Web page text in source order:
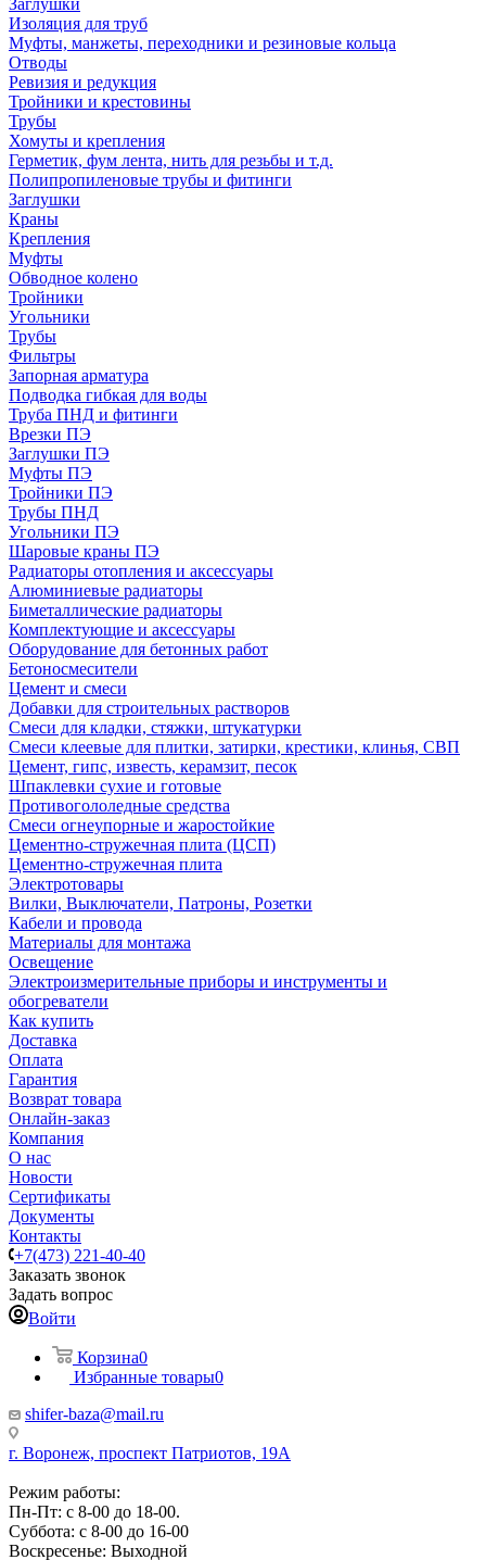
Заглушки
Изоляция для труб
Муфты, манжеты, переходники и резиновые кольца
Отводы
Ревизия и редукция
Тройники и крестовины
Трубы
Хомуты и крепления
Герметик, фум лента, нить для резьбы и т.д.
Полипропиленовые трубы и фитинги
Заглушки
Краны
Крепления
Муфты
Обводное колено
Тройники
Угольники
Трубы
Фильтры
Запорная арматура
Подводка гибкая для воды
Труба ПНД и фитинги
Врезки ПЭ
Заглушки ПЭ
Муфты ПЭ
Тройники ПЭ
Трубы ПНД
Угольники ПЭ
Шаровые краны ПЭ
Радиаторы отопления и аксессуары
Алюминиевые радиаторы
Биметаллические радиаторы
Комплектующие и аксессуары
Оборудование для бетонных работ
Бетоносмесители
Цемент и смеси
Добавки для строительных растворов
Смеси для кладки, стяжки, штукатурки
Смеси клеевые для плитки, затирки, крестики, клинья, СВП
Цемент, гипс, известь, керамзит, песок
Шпаклевки сухие и готовые
Противогололедные средства
Смеси огнеупорные и жаростойкие
Цементно-стружечная плита (ЦСП)
Цементно-стружечная плита
Электротовары
Вилки, Выключатели, Патроны, Розетки
Кабели и провода
Материалы для монтажа
Освещение
Электроизмерительные приборы и инструменты и
обогреватели
Как купить
Доставка
Оплата
Гарантия
Возврат товара
Онлайн-заказ
Компания
О нас
Новости
Сертификаты
Документы
Контакты
+7(473) 221-40-40
Заказать звонок
Задать вопрос
Войти
Корзина0
Избранные товары0
shifer-baza@mail.ru
г. Воронеж, проспект Патриотов, 19А
Режим работы:
Пн-Пт: с 8-00 до 18-00.
Суббота: с 8-00 до 16-00
Воскресенье: Выходной